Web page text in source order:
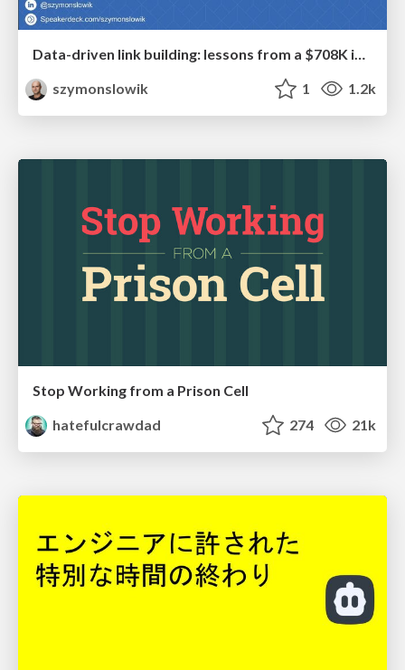
Data-driven link building: lessons from a $708K investment (BrightonSEO talk)
szymonslowik
1 1.2k
Stop Working from a Prison Cell
hatefulcrawdad
274 21k